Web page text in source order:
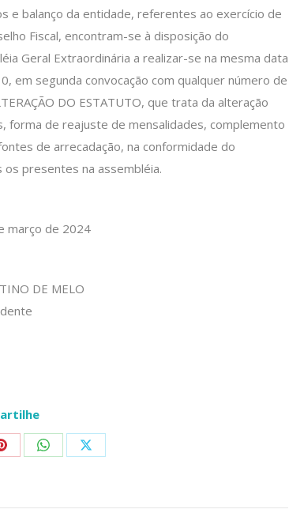
e balanço da entidade, referentes ao exercício de
Fiscal, encontram-se à disposição do
Geral Extraordinária a realizar-se na mesma data
em segunda convocação com qualquer número de
DO ESTATUTO, que trata da alteração
forma de reajuste de mensalidades, complemento
de arrecadação, na conformidade do
presentes na assembléia.
março de 2024
DE MELO
Share
Pinterest
Share
WhatsApp
Share
X